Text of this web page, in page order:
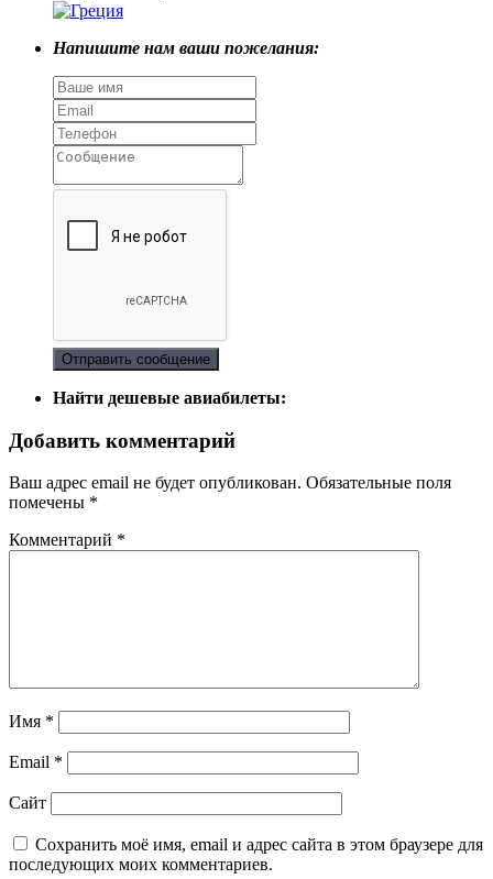
Напишите нам ваши пожелания:
Отправить сообщение
Найти дешевые авиабилеты:
Добавить комментарий
Ваш адрес email не будет опубликован. Обязательные поля
помечены *
Комментарий *
Имя *
Email *
Сайт
Сохранить моё имя, email и адрес сайта в этом браузере для
последующих моих комментариев.